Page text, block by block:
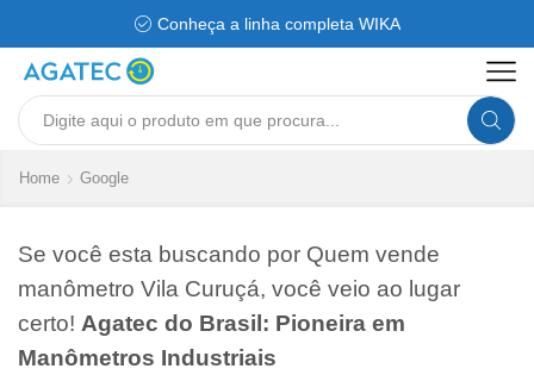
Conheça a linha completa WIKA
Search
Home Google
Se você esta buscando por Quem vende
manômetro Vila Curuçá, você veio ao lugar
certo! Agatec do Brasil: Pioneira em
Manômetros Industriais